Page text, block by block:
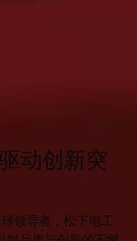
动创新突
领导者，松下电工